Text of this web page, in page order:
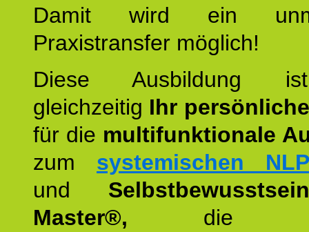
Damit wird ein
Praxistransfer möglich!
Diese Ausbildung
gleichzeitig Ihr
für die multifunktionale
zum systemischen
und
Master®, die